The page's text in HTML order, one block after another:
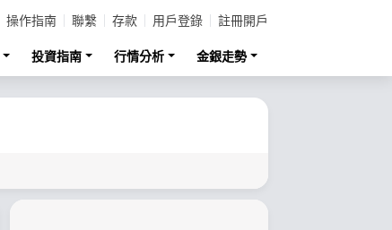
操作指南 聯繫 存款 用戶登錄 註冊開戶
投資指南 行情分析 金銀走勢